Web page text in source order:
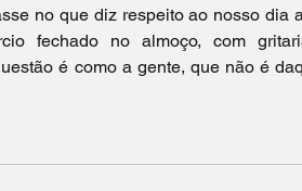
no que diz respeito ao nosso dia
fechado no almoço, com
é como a gente, que não é